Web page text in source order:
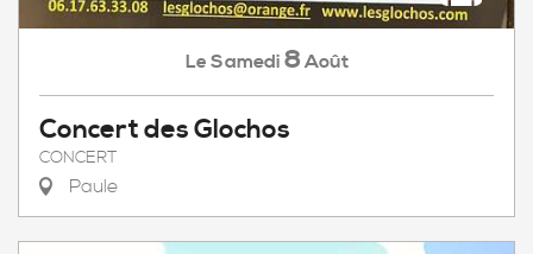
Le Samedi 8 Août
Concert des Glochos
CONCERT
Paule